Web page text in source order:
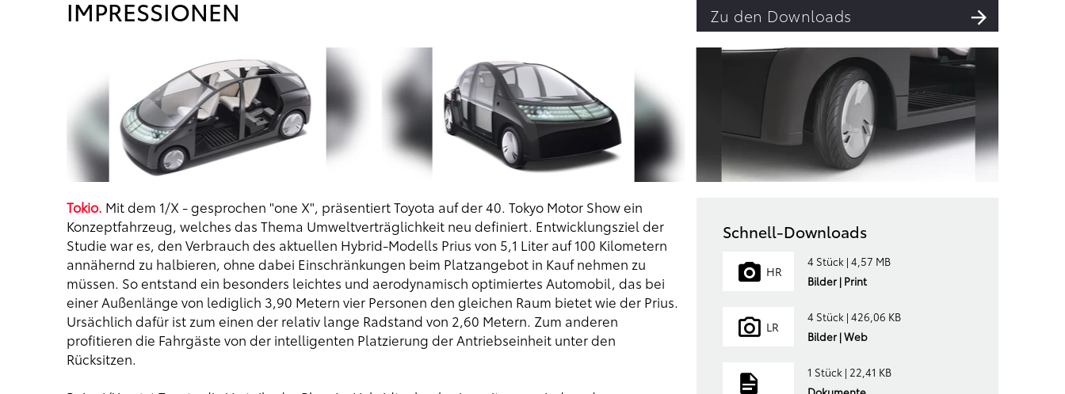
IMPRESSIONEN Zu den Downloads
Tokio. Mit dem 1/X - gesprochen "one X", präsentiert Toyota auf der 40. Tokyo Motor Show ein
Konzeptfahrzeug, welches das Thema Umweltverträglichkeit neu definiert. Entwicklungsziel der
Studie war es, den Verbrauch des aktuellen Hybrid-Modells Prius von 5,1 Liter auf 100 Kilometern
annähernd zu halbieren, ohne dabei Einschränkungen beim Platzangebot in Kauf nehmen zu
müssen. So entstand ein besonders leichtes und aerodynamisch optimiertes Automobil, das bei
einer Außenlänge von lediglich 3,90 Metern vier Personen den gleichen Raum bietet wie der Prius.
Ursächlich dafür ist zum einen der relativ lange Radstand von 2,60 Metern. Zum anderen
profitieren die Fahrgäste von der intelligenten Platzierung der Antriebseinheit unter den
Rücksitzen.
Schnell-Downloads
HR
4 Stück | 4,57 MB
Bilder | Print
LR
4 Stück | 426,06 KB
Bilder | Web
1 Stück | 22,41 KB